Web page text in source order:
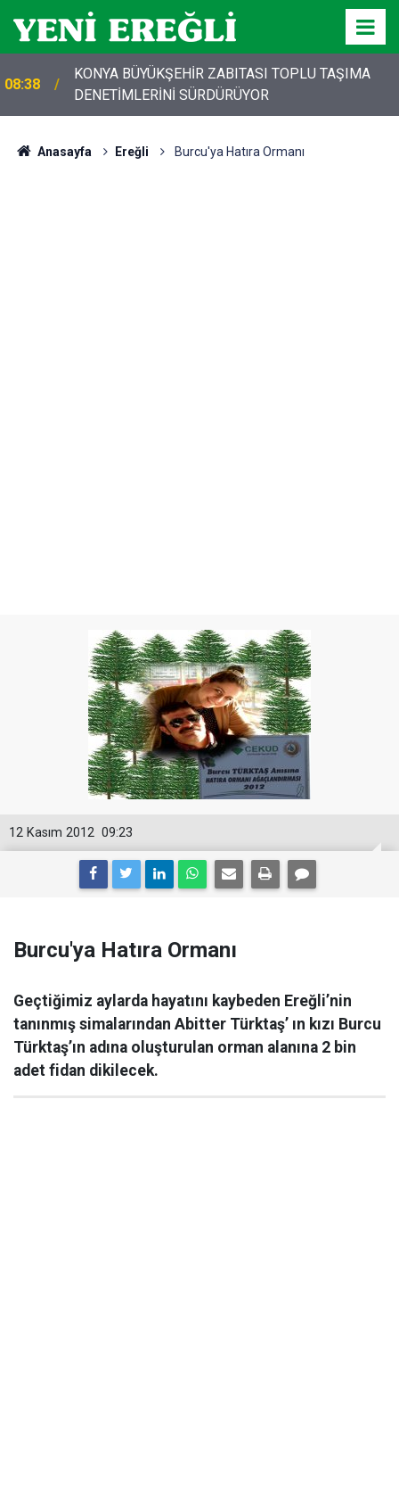
08:38
KONYA BÜYÜKŞEHİR ZABITASI TOPLU TAŞIMA
DENETİMLERİNİ SÜRDÜRÜYOR
Anasayfa Ereğli Burcu'ya Hatıra Ormanı
09:23
12 Kasım 2012
Burcu'ya Hatıra Ormanı
Geçtiğimiz aylarda hayatını kaybeden Ereğli’nin
tanınmış simalarından Abitter Türktaş’ ın kızı Burcu
Türktaş’ın adına oluşturulan orman alanına 2 bin
adet fidan dikilecek.